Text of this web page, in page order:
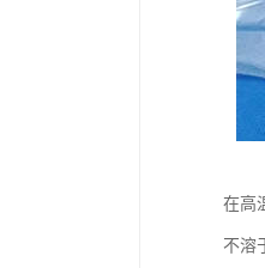
在高
不溶